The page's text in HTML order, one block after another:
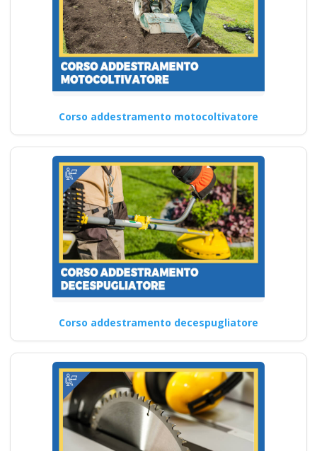
Corso addestramento motocoltivatore
Corso addestramento decespugliatore